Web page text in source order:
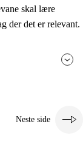
skal lære
der det er relevant.
Neste side